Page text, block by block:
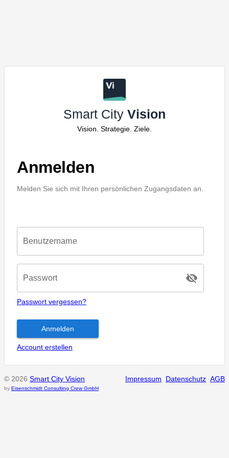
Smart City Vision
Vision. Strategie. Ziele.
Anmelden
Melden Sie sich mit Ihren persönlichen Zugangsdaten an.
Benutzername
Passwort visibility_off
Passwort vergessen?
Anmelden
Account erstellen
© 2026 Smart City Vision
by Eisenschmidt Consulting Crew GmbH
Impressum Datenschutz AGB